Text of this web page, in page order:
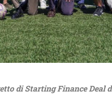
di Starting Finance Deal